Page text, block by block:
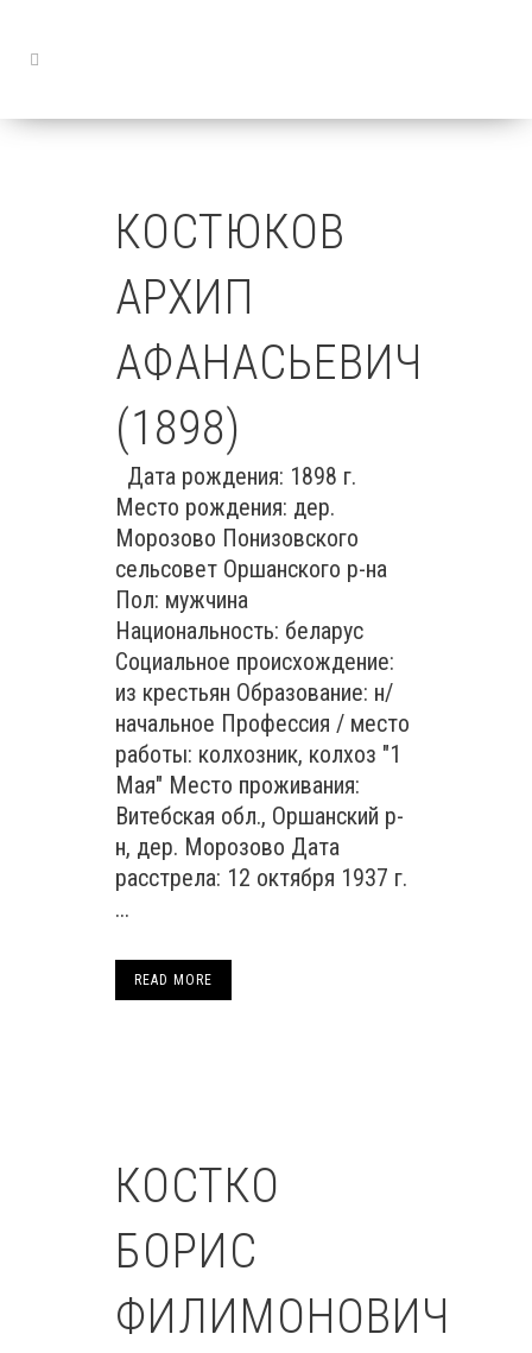
КОСТЮКОВ
АРХИП
АФАНАСЬЕВИЧ
(1898)
Дата рождения: 1898 г.
Место рождения: дер.
Морозово Понизовского
сельсовет Оршанского р-на
Пол: мужчина
Национальность: беларус
Социальное происхождение:
из крестьян Образование: н/
начальное Профессия / место
работы: колхозник, колхоз "1
Мая" Место проживания:
Витебская обл., Оршанский р-
н, дер. Морозово Дата
расстрела: 12 октября 1937 г.
...
READ MORE
КОСТКО
БОРИС
ФИЛИМОНОВИЧ